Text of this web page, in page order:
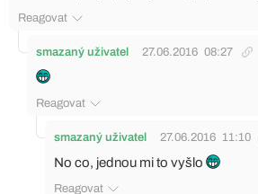
Reagovat
smazaný uživatel 27.06.2016 08:27
Reagovat
smazaný uživatel 27.06.2016 11:10
No co, jednou mi to vyšlo
Reagovat